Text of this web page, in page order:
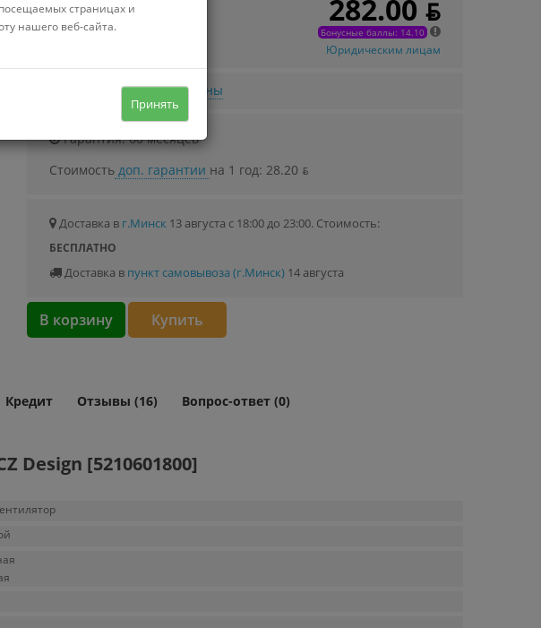
Можно купить в кредит
Стоимость от 4.38 ƃ/мec.
282.00 ƃ
Бонусные баллы: 14.10
Юридическим лицам
Узнать о снижении цены
Гарантия: 60 месяцев
Стоимостьдоп. гарантии на 1 год: 28.20 ƃ
Доставка в г.Минск 13 августа с 18:00 до 23:00. Стоимость:
БЕСПЛАТНО
Доставка в пункт самовывоза (г.Минск)14 августа
В корзину Купить
Кредит Отзывы (16) Вопрос-ответ (0)
Design [5210601800]
страницах и
нашего веб-сайта.
Принять